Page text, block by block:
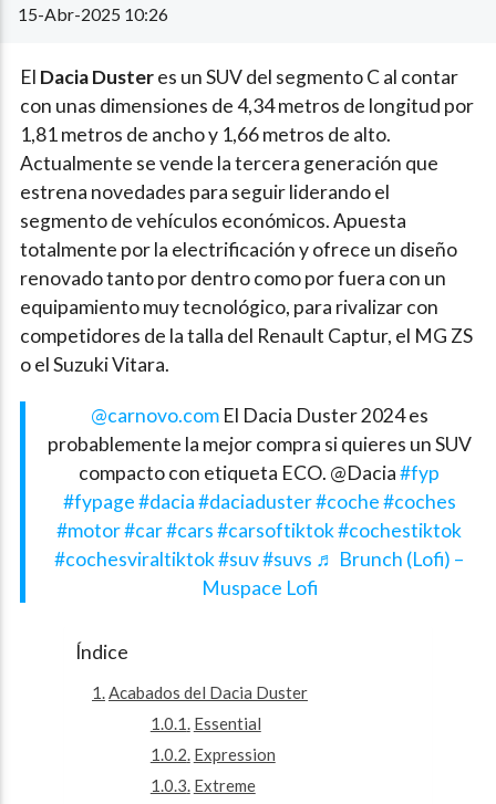
15-Abr-2025 10:26
El Dacia Dusteres un SUV del segmento C al contar
con unas dimensiones de 4,34 metros de longitud por
1,81 metros de ancho y 1,66 metros de alto.
Actualmente se vende la tercera generación que
estrena novedades para seguir liderando el
segmento de vehículos económicos. Apuesta
totalmente por la electrificación y ofrece un diseño
renovado tanto por dentro como por fuera con un
equipamiento muy tecnológico, para rivalizar con
competidores de la talla del Renault Captur, el MG ZS
o el Suzuki Vitara.
@carnovo.comEl Dacia Duster 2024 es
probablemente la mejor compra si quieres un SUV
compacto con etiqueta ECO. @Dacia#fyp
#fypage#dacia#daciaduster#coche#coches
#motor#car#cars#carsoftiktok#cochestiktok
#cochesviraltiktok#suv#suvs ♬ Brunch (Lofi) –
Muspace Lofi
Índice
Acabados del Dacia Duster
Essential
Expression
Extreme